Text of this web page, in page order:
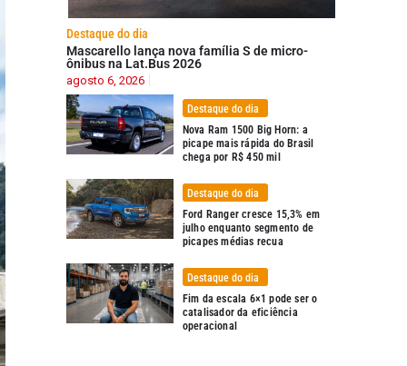
Destaque do dia
Mascarello lança nova família S de micro-
ônibus na Lat.Bus 2026
agosto 6, 2026
Destaque do dia
Nova Ram 1500 Big Horn: a
picape mais rápida do Brasil
chega por R$ 450 mil
Destaque do dia
Ford Ranger cresce 15,3% em
julho enquanto segmento de
picapes médias recua
Destaque do dia
Fim da escala 6×1 pode ser o
catalisador da eficiência
operacional